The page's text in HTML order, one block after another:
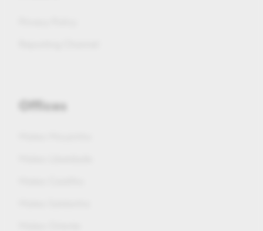
Offices